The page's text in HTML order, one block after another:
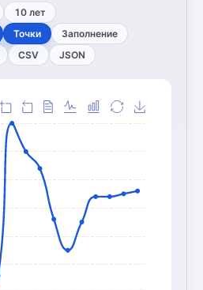
10 лет
Точки Заполнение
CSV JSON